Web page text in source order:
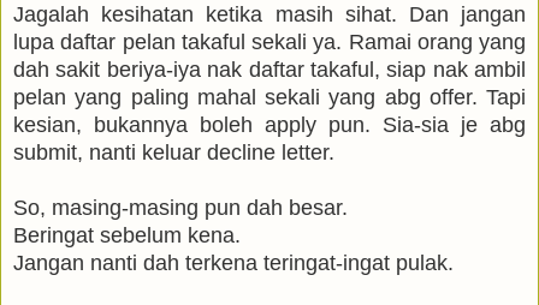
Jagalah kesihatan ketika masih sihat. Dan jangan
lupa daftar pelan takaful sekali ya. Ramai orang yang
dah sakit beriya-iya nak daftar takaful, siap nak ambil
pelan yang paling mahal sekali yang abg offer. Tapi
kesian, bukannya boleh apply pun. Sia-sia je abg
submit, nanti keluar decline letter.
So, masing-masing pun dah besar.
Beringat sebelum kena.
Jangan nanti dah terkena teringat-ingat pulak.